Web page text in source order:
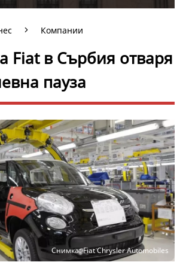
Компании
Fiat в Сърбия отваря
пауза
Снимка: Fiat Chrysler Automobiles